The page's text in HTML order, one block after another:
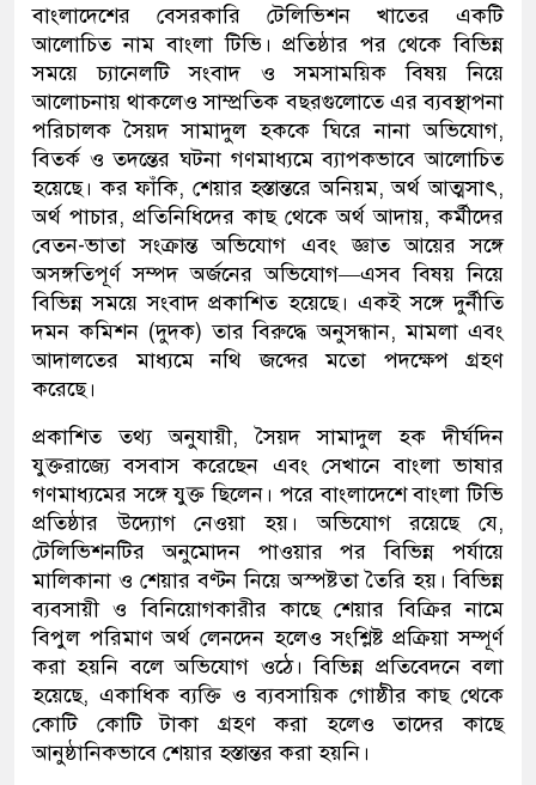
বাংলাদেশের বেসরকারি টেলিভিশন খাতের একটি
আলোচিত নাম বাংলা টিভি। প্রতিষ্ঠার পর থেকে বিভিন্ন
সময়ে চ্যানেলটি সংবাদ ও সমসাময়িক বিষয় নিয়ে
আলোচনায় থাকলেও সাম্প্রতিক বছরগুলোতে এর ব্যবস্থাপনা
পরিচালক সৈয়দ সামাদুল হককে ঘিরে নানা অভিযোগ,
বিতর্ক ও তদন্তের ঘটনা গণমাধ্যমে ব্যাপকভাবে আলোচিত
হয়েছে। কর ফাঁকি, শেয়ার হস্তান্তরে অনিয়ম, অর্থ আত্মসাৎ,
অর্থ পাচার, প্রতিনিধিদের কাছ থেকে অর্থ আদায়, কর্মীদের
বেতন-ভাতা সংক্রান্ত অভিযোগ এবং জ্ঞাত আয়ের সঙ্গে
অসঙ্গতিপূর্ণ সম্পদ অর্জনের অভিযোগ—এসব বিষয় নিয়ে
বিভিন্ন সময়ে সংবাদ প্রকাশিত হয়েছে। একই সঙ্গে দুর্নীতি
দমন কমিশন (দুদক) তার বিরুদ্ধে অনুসন্ধান, মামলা এবং
আদালতের মাধ্যমে নথি জব্দের মতো পদক্ষেপ গ্রহণ
করেছে।
প্রকাশিত তথ্য অনুযায়ী, সৈয়দ সামাদুল হক দীর্ঘদিন
যুক্তরাজ্যে বসবাস করেছেন এবং সেখানে বাংলা ভাষার
গণমাধ্যমের সঙ্গে যুক্ত ছিলেন। পরে বাংলাদেশে বাংলা টিভি
প্রতিষ্ঠার উদ্যোগ নেওয়া হয়। অভিযোগ রয়েছে যে,
টেলিভিশনটির অনুমোদন পাওয়ার পর বিভিন্ন পর্যায়ে
মালিকানা ও শেয়ার বণ্টন নিয়ে অস্পষ্টতা তৈরি হয়। বিভিন্ন
ব্যবসায়ী ও বিনিয়োগকারীর কাছে শেয়ার বিক্রির নামে
বিপুল পরিমাণ অর্থ লেনদেন হলেও সংশ্লিষ্ট প্রক্রিয়া সম্পূর্ণ
করা হয়নি বলে অভিযোগ ওঠে। বিভিন্ন প্রতিবেদনে বলা
হয়েছে, একাধিক ব্যক্তি ও ব্যবসায়িক গোষ্ঠীর কাছ থেকে
কোটি কোটি টাকা গ্রহণ করা হলেও তাদের কাছে
আনুষ্ঠানিকভাবে শেয়ার হস্তান্তর করা হয়নি।